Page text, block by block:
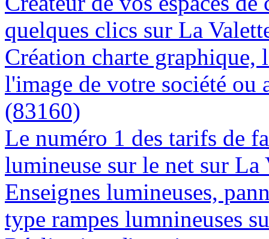
quelques clics sur La
Création charte graphique,
l'image de votre société ou
(83160)
Le numéro 1 des tarifs de
lumineuse sur le net sur
Enseignes lumineuses,
type rampes lumnineuses